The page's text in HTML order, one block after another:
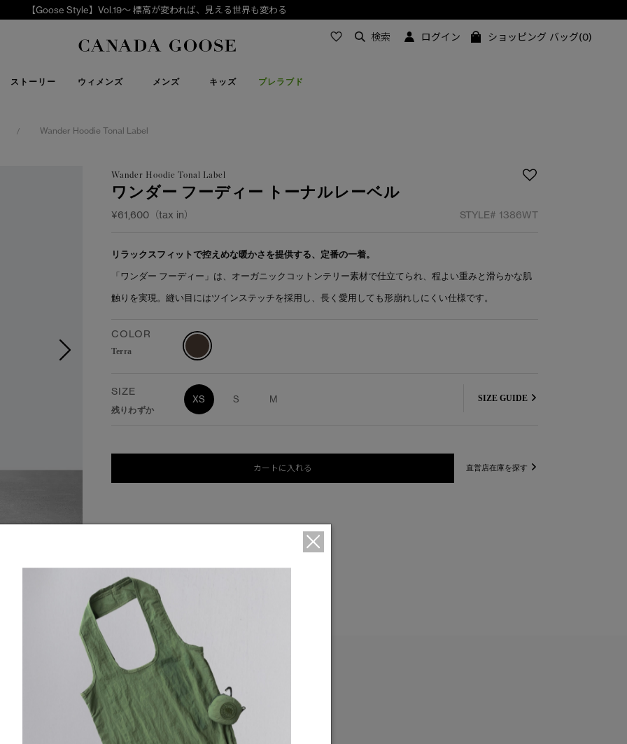
【Goose Style】Vol.19～ 標高が変われば、見える世界も変わる
Canada Goose
ストーリー ウィメンズ メンズ キッズ プレラブド
下取り申請 検索 ログイン ショッピング バッグ(0)
/ Wander Hoodie Tonal Label
Wander Hoodie Tonal Label
ワンダー フーディー トーナルレーベル
¥61,600（tax in） STYLE# 1386WT
リラックスフィットで控えめな暖かさを提供する、定番の一着。
「ワンダー フーディー」は、オーガニックコットンテリー素材で仕立てられ、程よい重みと滑らかな肌
触りを実現。縫い目にはツインステッチを採用し、長く愛用しても形崩れしにくい仕様です。
COLOR
Terra
SIZE
残りわずか
XS S M SIZE GUIDE
カートに入れる 直営店在庫を探す
DETAIL
フードに調整可能なドローコード